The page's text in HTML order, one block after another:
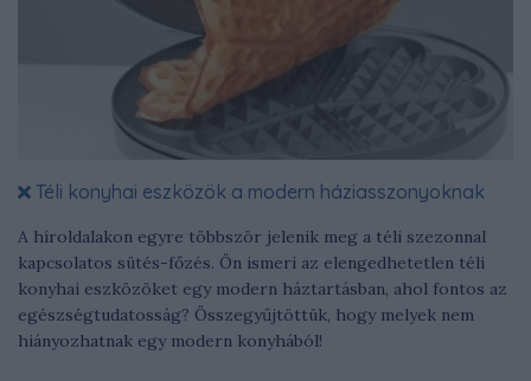
Téli konyhai eszközök a modern háziasszonyoknak
A híroldalakon egyre többször jelenik meg a téli szezonnal
kapcsolatos sütés-főzés. Ön ismeri az elengedhetetlen téli
konyhai eszközöket egy modern háztartásban, ahol fontos az
egészségtudatosság? Összegyűjtöttük, hogy melyek nem
hiányozhatnak egy modern konyhából!